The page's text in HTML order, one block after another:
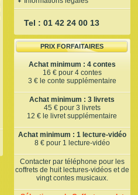
Tel : 01 42 24 00 13
PRIX FORFAITAIRES
Achat minimum : 4 contes
16 € pour 4 contes
3 € le conte supplémentaire
Achat minimum : 3 livrets
45 € pour 3 livrets
12 € le livret supplémentaire
Achat minimum : 1 lecture-vidéo
8 € pour 1 lecture-vidéo
Contacter par téléphone pour les
coffrets de huit lectures-vidéos et de
vingt contes musicaux.